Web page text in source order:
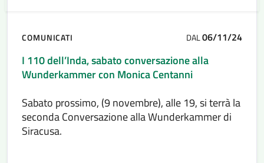
COMUNICATI DAL06/11/24
I 110 dell’Inda, sabato conversazione alla
Wunderkammer con Monica Centanni
Sabato prossimo, (9 novembre), alle 19, si terrà la
seconda Conversazione alla Wunderkammer di
Siracusa.